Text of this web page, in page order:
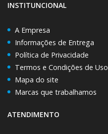
INSTITUNCIONAL
A Empresa
Informações de Entrega
Política de Privacidade
Termos e Condições de Uso
Mapa do site
Marcas que trabalhamos
ATENDIMENTO